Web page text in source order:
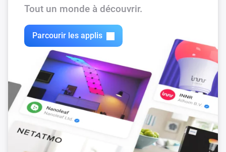
Tout un monde à découvrir.
Parcourir les applis